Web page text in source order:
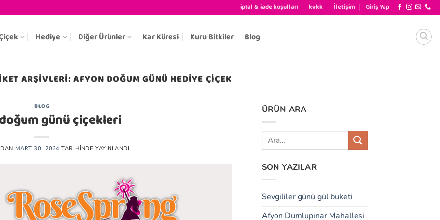
iptal & iade koşulları kvkk İletişim Giriş Yap
Hediye Diğer Ürünler Kar Küresi Kuru Bitkiler Blog
ARŞIVLERI:AFYON DOĞUM GÜNÜ HEDIYE ÇIÇEK
BLOG
günü çiçekleri
MART 30, 2024 TARIHINDE YAYINLANDI
ÜRÜN ARA
SON YAZILAR
Sevgililer günü gül buketi
Afyon Dumlupınar Mahallesi